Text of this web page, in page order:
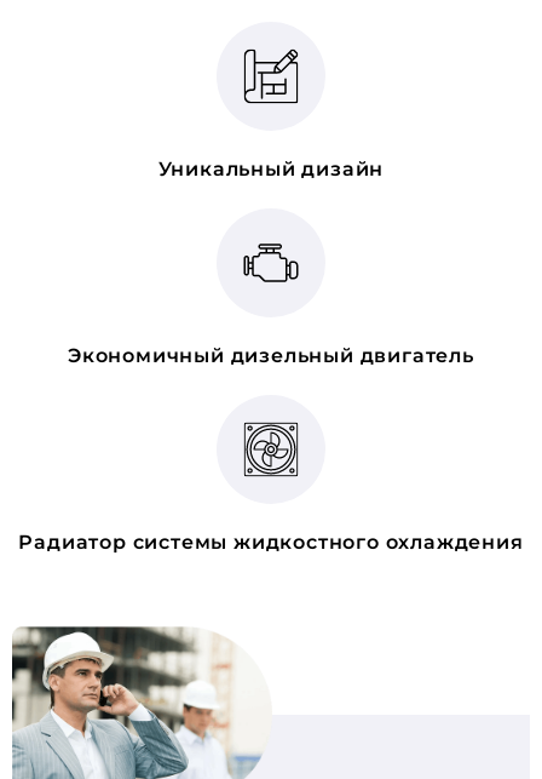
Уникальный дизайн
Экономичный дизельный двигатель
Радиатор системы жидкостного охлаждения